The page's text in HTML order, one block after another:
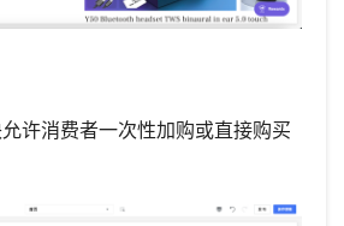
许消费者一次性加购或直接购买